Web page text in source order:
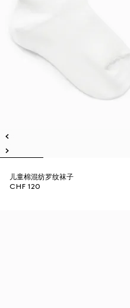
儿童棉混纺罗纹袜子
CHF 120